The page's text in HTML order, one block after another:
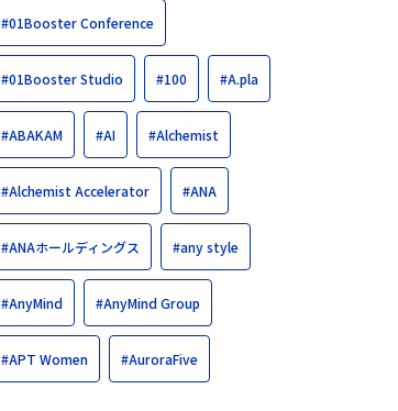
#01Booster Conference
#01Booster Studio #100 #A.pla
#ABAKAM #AI #Alchemist
#Alchemist Accelerator #ANA
#ANAホールディングス #any style
#AnyMind #AnyMind Group
#APT Women #AuroraFive